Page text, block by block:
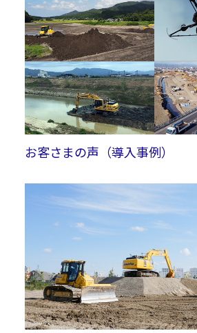
お客さまの声（導入事例）